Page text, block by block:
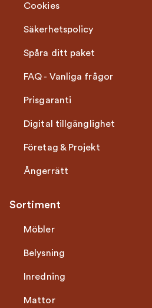
Cookies
Säkerhetspolicy
Spåra ditt paket
FAQ - Vanliga frågor
Prisgaranti
Digital tillgänglighet
Företag & Projekt
Ångerrätt
Sortiment
Möbler
Belysning
Inredning
Mattor